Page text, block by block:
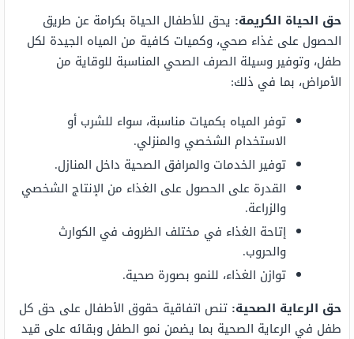
حق الحياة الكريمة: يحق للأطفال الحياة بكرامة عن طريق
الحصول على غذاء صحي، وكميات كافية من المياه الجيدة لكل
طفل، وتوفير وسيلة الصرف الصحي المناسبة للوقاية من
الأمراض، بما في ذلك:
توفر المياه بكميات مناسبة، سواء للشرب أو
الاستخدام الشخصي والمنزلي.
توفير الخدمات والمرافق الصحية داخل المنازل.
القدرة على الحصول على الغذاء من الإنتاج الشخصي
والزراعة.
إتاحة الغذاء في مختلف الظروف في الكوارث
والحروب.
توازن الغذاء، للنمو بصورة صحية.
حق الرعاية الصحية: تنص اتفاقية حقوق الأطفال على حق كل
طفل في الرعاية الصحية بما يضمن نمو الطفل وبقائه على قيد